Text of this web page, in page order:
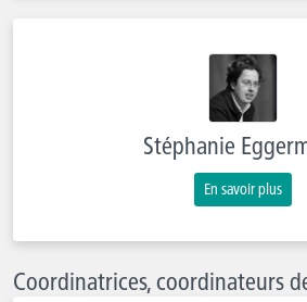
Stéphanie
En savoir plus
Coordinatrices, coordinateurs